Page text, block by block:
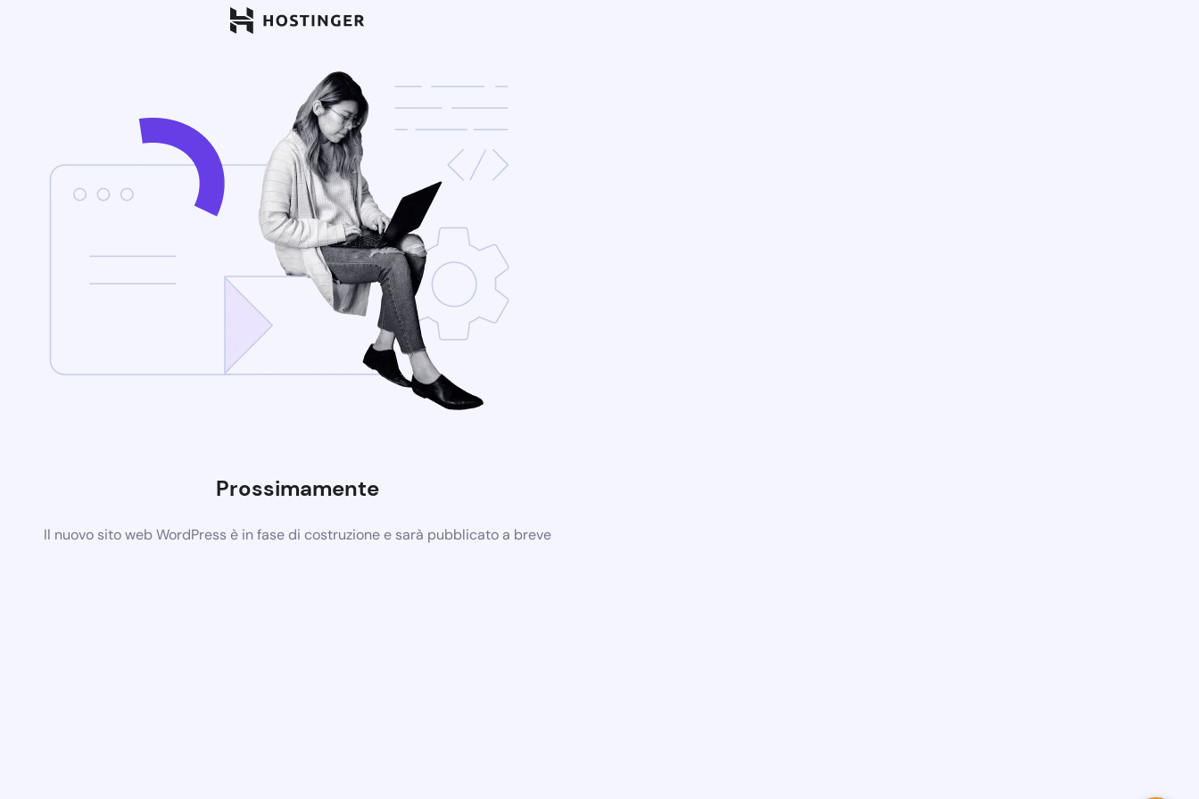
Prossimamente
Il nuovo sito web WordPress è in fase di costruzione e sarà pubblicato a breve